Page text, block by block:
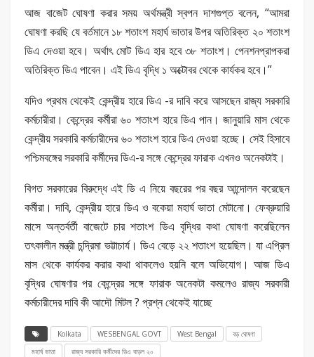
আজ বাজেট ঘোষণা করার সময় অর্থমন্ত্রী স্বপন দাশগুপ্ত বলেন, “আমরা
ঘোষণা করছি যে বর্তমানে ১৮ শতাংশ মহার্ঘ ভাতার উপর অতিরিক্ত ২০ শতাংশ
ডিএ দেওয়া হবে। অর্থাৎ মোট ডিএ হার হবে ৩৮ শতাংশ। পেনশনপ্রাপকরা
অতিরিক্ত ডিএ পাবেন। এই ডিএ বৃদ্ধি ১ অক্টোবর থেকে কার্যকর হবে।”
যদিও প্রথম থেকেই কেন্দ্রীয় হারে ডিএ -র দাবি করে আসছেন রাজ্য সরকারি
কর্মচারীরা। কেন্দ্রের কর্মীরা ৬০ শতাংশ হারে ডিএ পান। জানুয়ারি মাস থেকে
কেন্দ্রীয় সরকারি কর্মচারীদের ৬০ শতাংশ হারে ডিএ দেওয়া হচ্ছে। সেই হিসাবে
পশ্চিমবঙ্গের সরকারি কর্মীদের ডিএ-র সঙ্গে কেন্দ্রের ফারাক এখনও অনেকটাই।
বিগত সরকারের বিরুদ্ধে এই ডি এ নিয়ে বছরের পর বছর আন্দোলন করেছেন
কর্মীরা। দাবি, কেন্দ্রীয় হারে ডিএ ও বকেয়া মহার্ঘ ভাতা মেটানো। ফেব্রুয়ারি
মাসে অন্তর্বর্তী বাজেটে চার শতাংশ ডিএ বৃদ্ধির কথা ঘোষণা করেছিলেন
তৎকালীন মন্ত্রী চন্দ্রিমা ভট্টাচার্য। ডিএ বেড়ে ২২ শতাংশ হয়েছিল। যা এপ্রিল
মাস থেকে কার্যকর করার কথা থাকলেও হয়নি বলে অভিযোগ। আজ ডিএ
বৃদ্ধির ঘোষণার পর কেন্দ্রের সঙ্গে ফারাক অনেকটা কমলেও রাজ্য সরকারী
কর্মচারীদের দাবি কী আদৌ মিটল ? প্রশ্ন থেকেই যাচ্ছে
Kolkata WESBENGAL GOVT West Bengal
বড় ঘোষণা
মহার্ঘ ভাতা
রাজ্য সরকারি কর্মীদের ডিএ বাড়ল ২০